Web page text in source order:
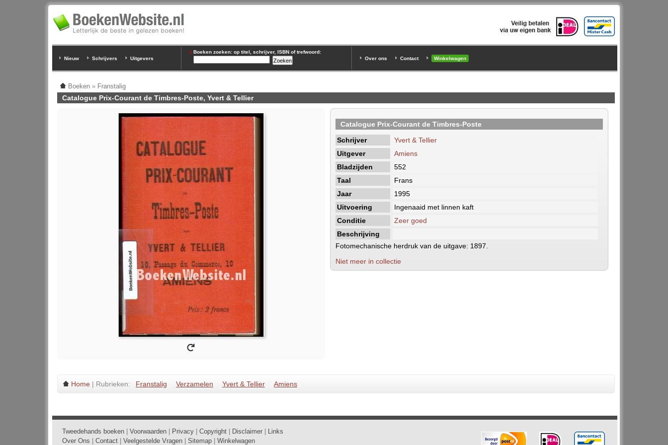
Nieuw Schrijvers Uitgevers
Boeken zoeken: op titel, schrijver, ISBN of trefwoord:
Over ons
Contact Winkelwagen
Boeken » Franstalig
Catalogue Prix-Courant de Timbres-Poste, Yvert & Tellier
Catalogue Prix-Courant de Timbres-Poste
Schrijver
Yvert & Tellier
Uitgever
Amiens
Bladzijden
552
Taal
Frans
Jaar
1995
Uitvoering
Ingenaaid met linnen kaft
Conditie
Zeer goed
Beschrijving
Fotomechanische herdruk van de uitgave: 1897.
Niet meer in collectie
Home | Rubrieken: Franstalig Verzamelen Yvert & Tellier Amiens
Tweedehands boeken Voorwaarden Privacy Copyright Disclaimer
Links
Over Ons
Contact Veelgestelde Vragen Sitemap Winkelwagen